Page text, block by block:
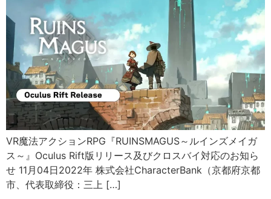
VR魔法アクションRPG『RUINSMAGUS～ルインズメイガ
ス～』Oculus Rift版リリース及びクロスバイ対応のお知ら
せ 11月04日2022年 株式会社CharacterBank（京都府京都
市、代表取締役：三上 […]